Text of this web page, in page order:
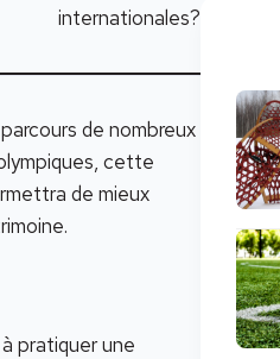
internationales?
de nombreux
cette
de mieux
pratiquer une